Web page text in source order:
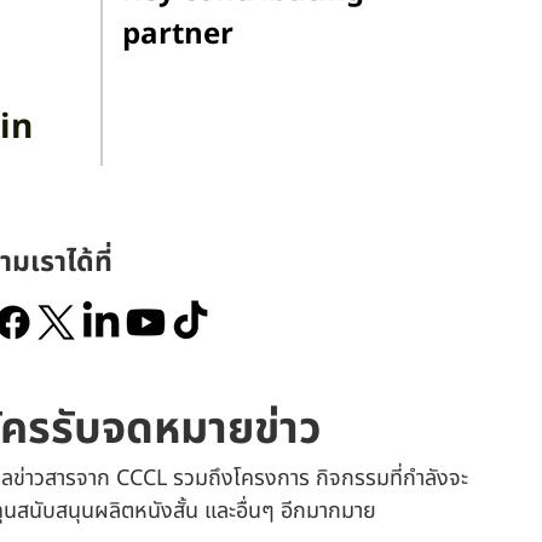
partner
เราได้ที่
รรับจดหมายข่าว
ข่าวสารจาก CCCL รวมถึงโครงการ กิจกรรมที่กำลังจะ
สนับสนุนผลิตหนังสั้น และอื่นๆ อีกมากมาย